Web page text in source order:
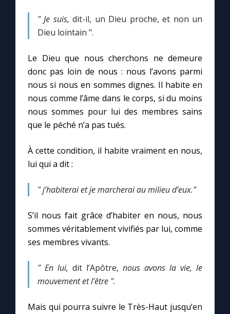
Prier au quotidien
L'Évangile chaque jour
Les premiers samedis du mois
Marie qui défait les nœuds
Me consacrer à Jésus par Marie
Mes intentions de prière
Une Minute avec Marie
À la une
1000 Raisons de Croire
" Je suis, dit-il, un Dieu proche, et non un
Dieu lointain ".
Le Dieu que nous cherchons ne demeure
donc pas loin de nous : nous l’avons parmi
nous si nous en sommes dignes. Il habite en
nous comme l’âme dans le corps, si du moins
nous sommes pour lui des membres sains
que le péché n’a pas tués.
À cette condition, il habite vraiment en nous,
lui qui a dit :
" j’habiterai et je marcherai au milieu d’eux."
S’il nous fait grâce d’habiter en nous, nous
sommes véritablement vivifiés par lui, comme
ses membres vivants.
" En lui, dit l’Apôtre, nous avons la vie, le
mouvement et l’être ".
Mais qui pourra suivre le Très-Haut jusqu’en